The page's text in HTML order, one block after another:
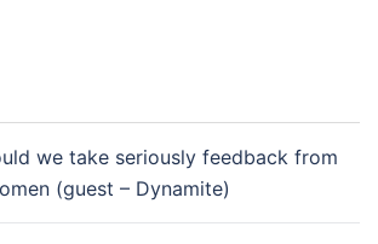
we take seriously feedback from
(guest – Dynamite)